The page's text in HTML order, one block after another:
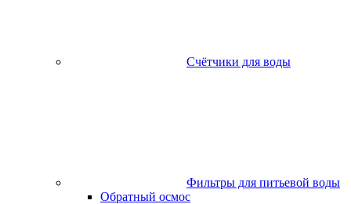
Счётчики для воды
Фильтры для питьевой воды
Обратный осмос